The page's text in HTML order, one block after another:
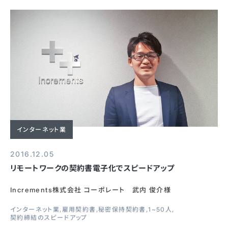
インターネット業
2016.12.05
リモートワークの契約書電子化でスピードアップ
Increments株式会社 コーポレート 武内 俊介様
インターネット業 雇用契約書 秘密保持契約書 1~50人
契約締結のスピードアップ